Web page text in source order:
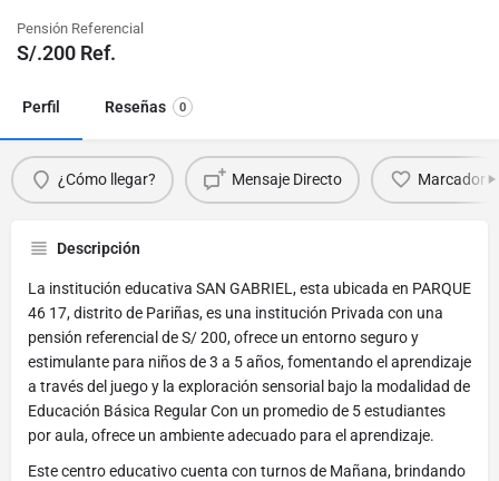
Pensión Referencial
S/.200 Ref.
Perfil Reseñas 0
¿Cómo llegar? Mensaje Directo Marcador
Descripción
La institución educativa SAN GABRIEL, esta ubicada en PARQUE
46 17, distrito de Pariñas, es una institución Privada con una
pensión referencial de S/ 200, ofrece un entorno seguro y
estimulante para niños de 3 a 5 años, fomentando el aprendizaje
a través del juego y la exploración sensorial bajo la modalidad de
Educación Básica Regular Con un promedio de 5 estudiantes
por aula, ofrece un ambiente adecuado para el aprendizaje.
Este centro educativo cuenta con turnos de Mañana, brindando